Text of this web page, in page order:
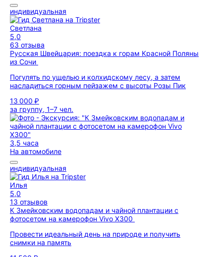
индивидуальная
Светлана
5,0
63 отзыва
Русская Швейцария: поездка к горам Красной Поляны
из Сочи
Погулять по ущелью и колхидскому лесу, а затем
насладиться горным пейзажем с высоты Розы Пик
13 000 ₽
за группу, 1–7 чел.
3,5 часа
На автомобиле
индивидуальная
Илья
5,0
13 отзывов
К Змейковским водопадам и чайной плантации с
фотосетом на камерофон Vivo X300
Провести идеальный день на природе и получить
снимки на память